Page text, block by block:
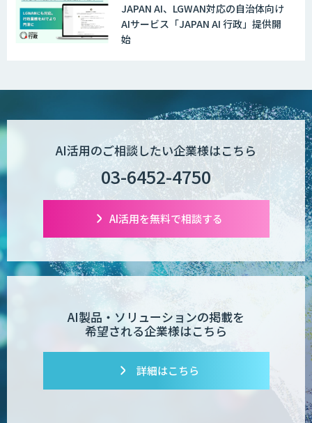
JAPAN AI、LGWAN対応の自治体向け
AIサービス「JAPAN AI 行政」提供開
始
AI活用のご相談したい企業様はこちら
03-6452-4750
AI活用を無料で相談する
AI製品・ソリューションの掲載を
希望される企業様はこちら
詳細はこちら